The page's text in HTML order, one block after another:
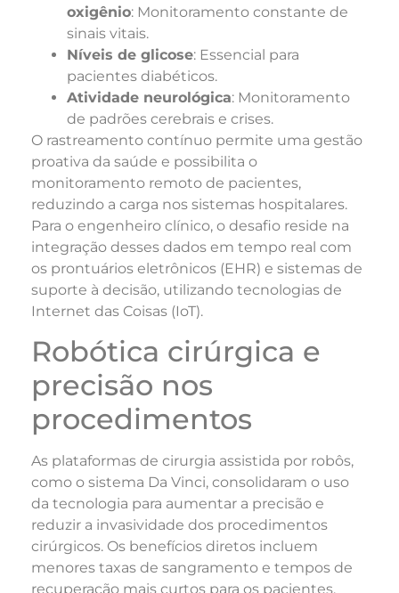
oxigênio: Monitoramento constante de
sinais vitais.
Níveis de glicose: Essencial para
pacientes diabéticos.
Atividade neurológica: Monitoramento
de padrões cerebrais e crises.
O rastreamento contínuo permite uma gestão
proativa da saúde e possibilita o
monitoramento remoto de pacientes,
reduzindo a carga nos sistemas hospitalares.
Para o engenheiro clínico, o desafio reside na
integração desses dados em tempo real com
os prontuários eletrônicos (EHR) e sistemas de
suporte à decisão, utilizando tecnologias de
Internet das Coisas (IoT).
Robótica cirúrgica e
precisão nos
procedimentos
As plataformas de cirurgia assistida por robôs,
como o sistema Da Vinci, consolidaram o uso
da tecnologia para aumentar a precisão e
reduzir a invasividade dos procedimentos
cirúrgicos. Os benefícios diretos incluem
menores taxas de sangramento e tempos de
recuperação mais curtos para os pacientes.